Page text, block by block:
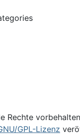
Rechte
GPL-Lizenz